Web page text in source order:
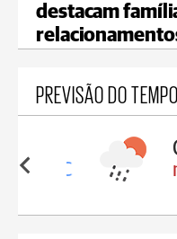
destacam
PREVISÃO DO TEMPO
19°C